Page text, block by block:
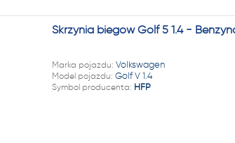
Skrzynia biegów Golf 5 1.4 -
Marka pojazdu: Volkswagen
Model pojazdu: Golf V 1.4
Symbol producenta: HFP